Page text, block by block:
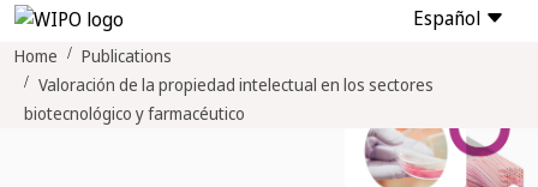
Español
Home
Publications
Valoración de la propiedad intelectual en los sectores
biotecnológico y farmacéutico